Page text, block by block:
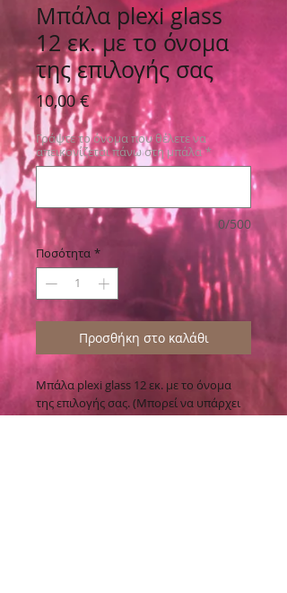
Μπάλα plexi glass
12 εκ. με το όνομα
της επιλογής σας
10,00 €Τιμή
Γράψτε το όνομα που θέλετε να
απεικονίζεται πάνω στη μπάλα *
0/500
Ποσότητα *
Προσθήκη στο καλάθι
Μπάλα plexi glass 12 εκ. με το όνομα
της επιλογής σας. (Μπορεί να υπάρχει
διαφορά στις κορδέλες ανάλογα τη